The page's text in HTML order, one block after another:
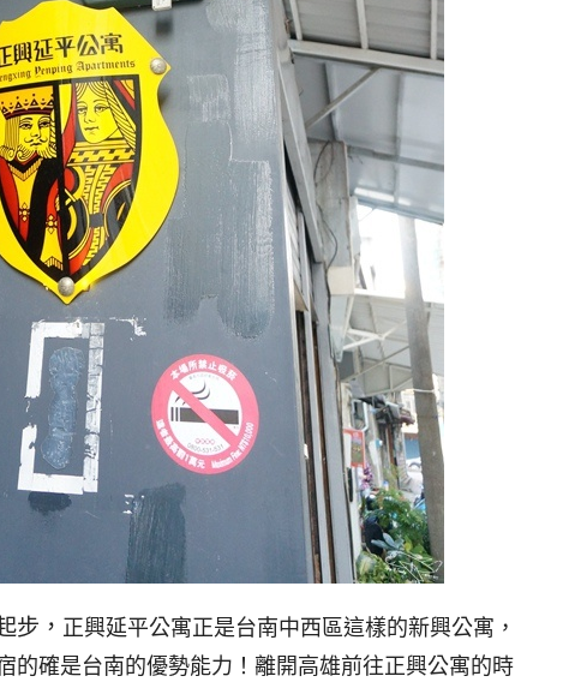
步， 正興延平公寓正是台南中西區這樣的新興公寓，
的確是台南的優勢能力！離開高雄前往正興公寓的時